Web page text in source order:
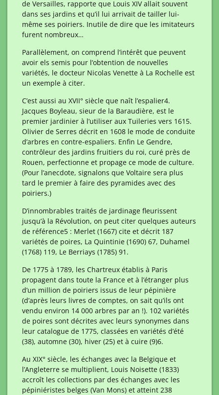
de Versailles, rapporte que Louis XIV allait souvent
dans ses jardins et qu’il lui arrivait de tailler lui-
même ses poiriers. Inutile de dire que les imitateurs
furent nombreux…
Parallèlement, on comprend l’intérêt que peuvent
avoir els semis pour l’obtention de nouvelles
variétés, le docteur Nicolas Venette à La Rochelle est
un exemple à citer.
C’est aussi au XVII° siècle que naît l’espalier4.
Jacques Boyleau, sieur de la Baraudière, est le
premier jardinier à l’utiliser aux Tuileries vers 1615.
Olivier de Serres décrit en 1608 le mode de conduite
d’arbres en contre-espaliers. Enfin Le Gendre,
contrôleur des jardins fruitiers du roi, curé près de
Rouen, perfectionne et propage ce mode de culture.
(Pour l’anecdote, signalons que Voltaire sera plus
tard le premier à faire des pyramides avec des
poiriers.)
D’innombrables traités de jardinage fleurissent
jusqu’à la Révolution, on peut citer quelques auteurs
de référence5 : Merlet (1667) cite et décrit 187
variétés de poires, La Quintinie (1690) 67, Duhamel
(1768) 119, Le Berriays (1785) 91.
De 1775 à 1789, les Chartreux établis à Paris
propagent dans toute la France et à l’étranger plus
d’un million de poiriers issus de leur pépinière
(d’après leurs livres de comptes, on sait qu’ils ont
vendu environ 14 000 arbres par an !). 102 variétés
de poires sont décrites avec leurs synonymes dans
leur catalogue de 1775, classées en variétés d’été
(38), automne (30), hiver (25) et à cuire (9)6.
Au XIX° siècle, les échanges avec la Belgique et
l’Angleterre se multiplient, Louis Noisette (1833)
accroît les collections par des échanges avec les
pépiniéristes belges (Van Mons) et atteint 238